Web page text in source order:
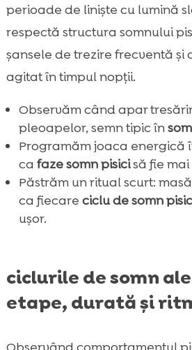
perioade de liniște cu lumină
respectă structura somnului
șansele de trezire frecventă și
agitat în timpul nopții.
Observăm când apar
pleoapelor, semn tipic în
Programăm joaca energică
ca faze somn pisicisă fie mai
Păstrăm un ritual scurt:
ca fiecare ciclu de somn
ușor.
ciclurile de somn
etape, durată și